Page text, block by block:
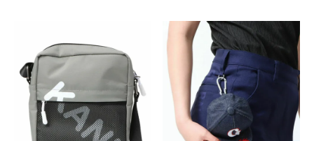
キーワードから探す
search
価格から探す
円 ～